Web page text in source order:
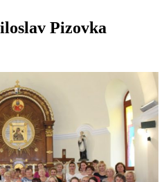
Pizovka